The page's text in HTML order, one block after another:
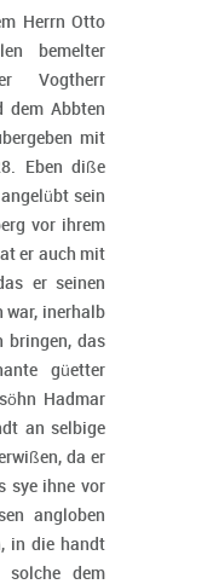
Herrn Otto
bemelter
Vogtherr
dem Abbten
mit
Eben diße
sein
vor ihrem
er auch mit
er seinen
war, inerhalb
bringen, das
güetter
Hadmar
an selbige
da er
sye ihne vor
angloben
in die handt
solche dem